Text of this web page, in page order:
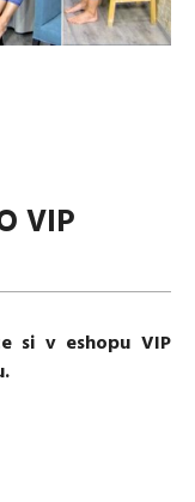
posilování
Domácí HYROX
Meditace
cvičení mysli
Polévky
Nápoje
Kontakt
VIP
si v eshopu VIP